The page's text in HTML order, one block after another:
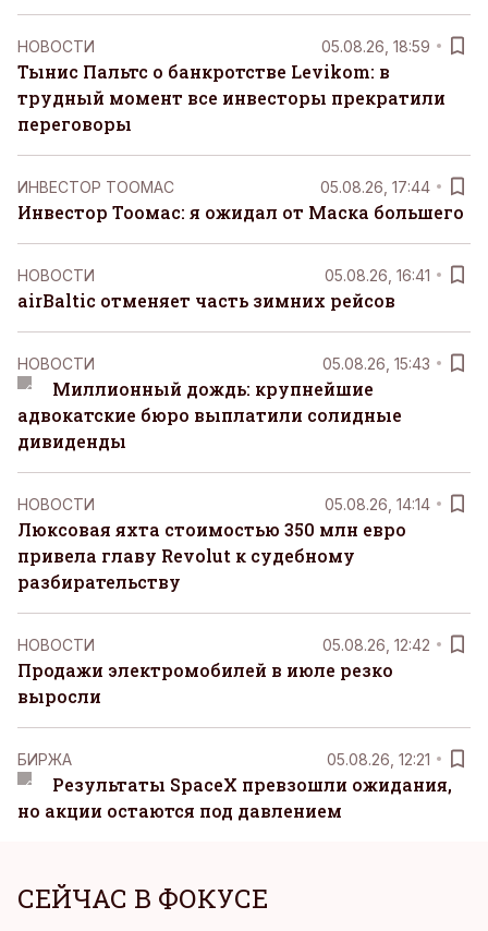
НОВОСТИ 05.08.26, 18:59
Тынис Пальтс о банкротстве Levikom: в
трудный момент все инвесторы прекратили
переговоры
ИНВЕСТОР ТООМАС 05.08.26, 17:44
Инвестор Тоомас: я ожидал от Маска большего
НОВОСТИ 05.08.26, 16:41
airBaltic отменяет часть зимних рейсов
НОВОСТИ 05.08.26, 15:43
Миллионный дождь: крупнейшие
адвокатские бюро выплатили солидные
дивиденды
НОВОСТИ 05.08.26, 14:14
Люксовая яхта стоимостью 350 млн евро
привела главу Revolut к судебному
разбирательству
НОВОСТИ 05.08.26, 12:42
Продажи электромобилей в июле резко
выросли
БИРЖА 05.08.26, 12:21
Результаты SpaceX превзошли ожидания,
но акции остаются под давлением
СЕЙЧАС В ФОКУСЕ